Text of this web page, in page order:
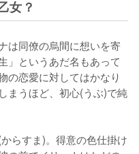
女？
は同僚の烏間に想いを寄
」というあだ名もあって
の恋愛に対してはかなり
まうほど、初心(うぶ)で純
らすま)。得意の色仕掛け